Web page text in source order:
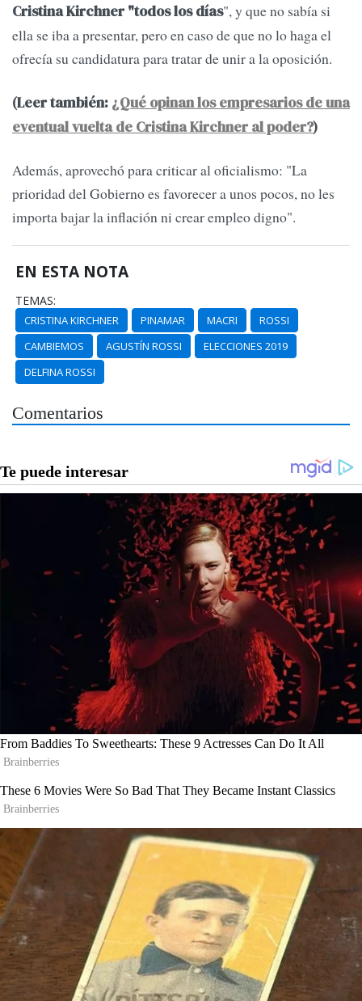
Cristina Kirchner "todos los días", y que no sabía si
ella se iba a presentar, pero en caso de que no lo haga el
ofrecía su candidatura para tratar de unir a la oposición.
(Leer también: ¿Qué opinan los empresarios de una
eventual vuelta de Cristina Kirchner al poder?)
Además, aprovechó para criticar al oficialismo: "La
prioridad del Gobierno es favorecer a unos pocos, no les
importa bajar la inflación ni crear empleo digno".
EN ESTA NOTA
TEMAS:
CRISTINA KIRCHNER PINAMAR MACRI
ROSSI
CAMBIEMOS
AGUSTÍN ROSSI
ELECCIONES 2019
DELFINA ROSSI
Comentarios